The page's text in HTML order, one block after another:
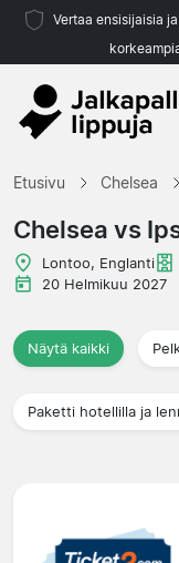
Vertaa ensisijaisia
Etusivu Chelsea
Chelsea vs
Lontoo, Englanti
20 Helmikuu 2027
Näytä kaikki
Paketti hotellilla ja